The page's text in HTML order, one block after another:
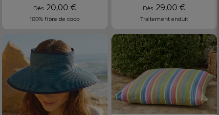
Dès 20,00 €
100% fibre de coco
Dès 29,00 €
Traitement enduit